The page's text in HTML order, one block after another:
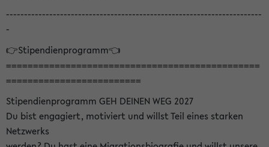
-----------------------------------------------------------------------
-
👉Stipendienprogramm👈
===============================================
=========================
Stipendienprogramm GEH DEINEN WEG 2027
Du bist engagiert, motiviert und willst Teil eines starken
Netzwerks